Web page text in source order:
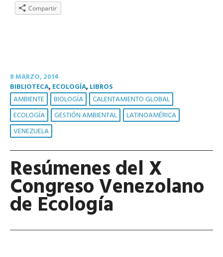
Compartir
8 MARZO, 2014
BIBLIOTECA,ECOLOGÍA,LIBROS
AMBIENTE BIOLOGÍA
CALENTAMIENTO GLOBAL
ECOLOGÍA
GESTIÓN AMBIENTAL
LATINOAMÉRICA
VENEZUELA
Resúmenes del X
Congreso Venezolano
de Ecología